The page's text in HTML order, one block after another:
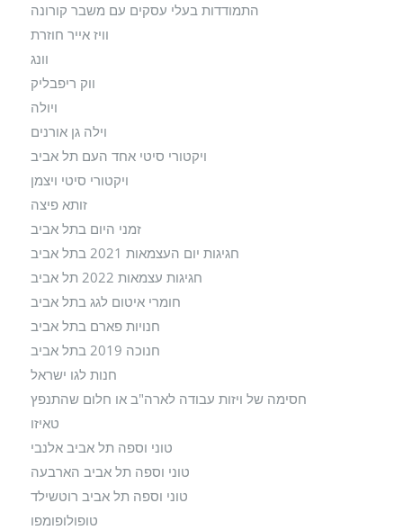
התמודדות בעלי עסקים עם משבר קורונה
וויז אייר חוזרת
וונג
ווק ריפבליק
ויולה
וילה גן אורנים
ויקטורי סיטי אחד העם תל אביב
ויקטורי סיטי ויצמן
זותא פיצה
זמני היום בתל אביב
חגיגות יום העצמאות 2021 בתל אביב
חגיגות עצמאות 2022 תל אביב
חומרי איטום לגג בתל אביב
חנויות פארם בתל אביב
חנוכה 2019 בתל אביב
חנות לגו ישראל
חסימה של ויזות עבודה לארה"ב או חלום שהתנפץ
טאיזו
טוני וספה תל אביב אלנבי
טוני וספה תל אביב הארבעה
טוני וספה תל אביב רוטשילד
טופולופומפו